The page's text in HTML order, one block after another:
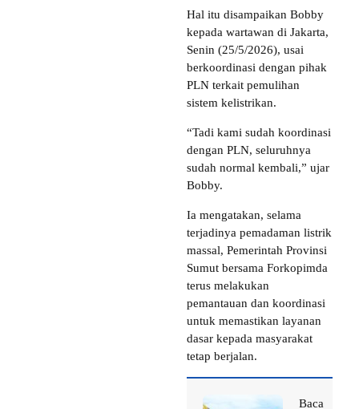
Hal itu disampaikan Bobby
kepada wartawan di Jakarta,
Senin (25/5/2026), usai
berkoordinasi dengan pihak
PLN terkait pemulihan
sistem kelistrikan.
“Tadi kami sudah koordinasi
dengan PLN, seluruhnya
sudah normal kembali,” ujar
Bobby.
Ia mengatakan, selama
terjadinya pemadaman listrik
massal, Pemerintah Provinsi
Sumut bersama Forkopimda
terus melakukan
pemantauan dan koordinasi
untuk memastikan layanan
dasar kepada masyarakat
tetap berjalan.
Baca